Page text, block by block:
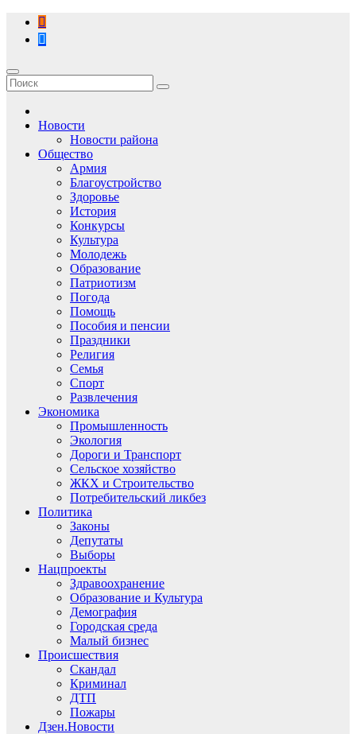
Перейти
содержимому
Новости
Новости района
Общество
Армия
Благоустройство
Здоровье
История
Конкурсы
Культура
Молодежь
Образование
Патриотизм
Погода
Помощь
Пособия и пенсии
Праздники
Религия
Семья
Спорт
Развлечения
Экономика
Промышленность
Экология
Дороги и Транспорт
Сельское хозяйство
ЖКХ и Строительство
Потребительский ликбез
Политика
Законы
Депутаты
Выборы
Нацпроекты
Здравоохранение
Образование и Культура
Демография
Городская среда
Малый бизнес
Происшествия
Скандал
Криминал
ДТП
Пожары
Дзен.Новости